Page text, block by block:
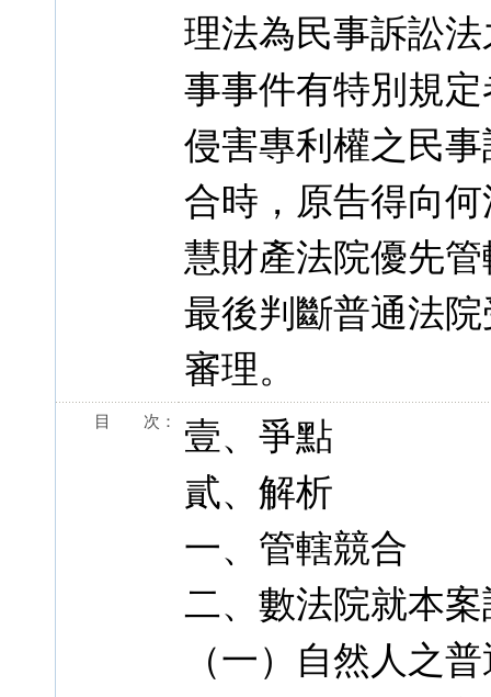
理法為民事訴訟
事事件有特別規
侵害專利權之民
合時，原告得向
慧財產法院優先
最後判斷普通法
審理。
目 次：
壹、爭點
貳、解析
一、管轄競合
二、數法院就本
（一）自然人之